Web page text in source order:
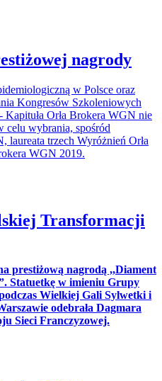
nagrody
w Polsce oraz
Kongresów Szkoleniowych
Orła Brokera WGN nie
celu wybrania, spośród
trzech Wyróżnień Orła
WGN 2019.
Transformacji
prestiżową nagrodą ,,Diament
Statuetkę w imieniu Grupy
Wielkiej Gali Sylwetki i
odebrała Dagmara
Sieci Franczyzowej.